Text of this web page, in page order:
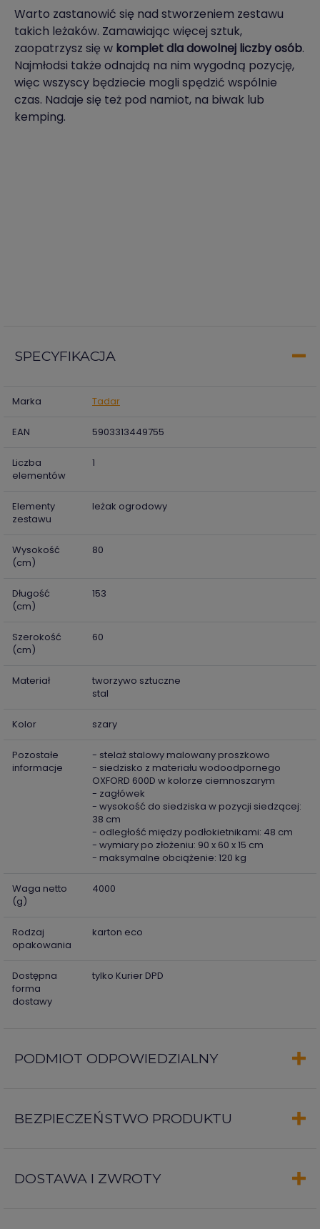
Warto zastanowić się nad stworzeniem zestawu
takich leżaków. Zamawiając więcej sztuk,
zaopatrzysz się w komplet dla dowolnej liczby osób.
Najmłodsi także odnajdą na nim wygodną pozycję,
więc wszyscy będziecie mogli spędzić wspólnie
czas. Nadaje się też pod namiot, na biwak lub
kemping.
SPECYFIKACJA
Marka Tadar
EAN 5903313449755
Liczba
elementów
1
Elementy
zestawu
leżak ogrodowy
Wysokość
(cm)
80
Długość
(cm)
153
Szerokość
(cm)
60
Materiał
tworzywo sztuczne
stal
Kolor szary
Pozostałe
informacje
- stelaż stalowy malowany proszkowo
- siedzisko z materiału wodoodpornego
OXFORD 600D w kolorze ciemnoszarym
- zagłówek
- wysokość do siedziska w pozycji siedzącej:
38 cm
- odległość między podłokietnikami: 48 cm
- wymiary po złożeniu: 90 x 60 x 15 cm
- maksymalne obciążenie: 120 kg
Waga netto
(g)
4000
Rodzaj
opakowania
karton eco
Dostępna
forma
dostawy
tylko Kurier DPD
PODMIOT ODPOWIEDZIALNY
BEZPIECZEŃSTWO PRODUKTU
DOSTAWA I ZWROTY